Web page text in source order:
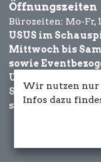
Öffnungszeiten
Bürozeiten: Mo-Fr,
USUS im
Mittwoch bis
sowie
USUS am Wasser:
Schönwetter-
sowie
Wir nutzen nur
Infos dazu